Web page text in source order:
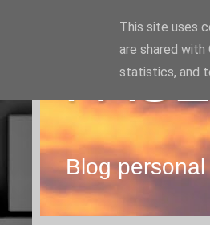
Blog
This site uses
are shared
statistics, and